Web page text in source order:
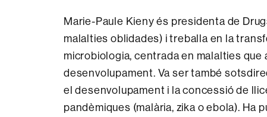
Marie-Paule Kieny és presidenta de
malalties oblidades) i treballa en la
microbiologia, centrada en malalties
desenvolupament. Va ser també
el desenvolupament i la concessió de
pandèmiques (malària, zika o ebola).